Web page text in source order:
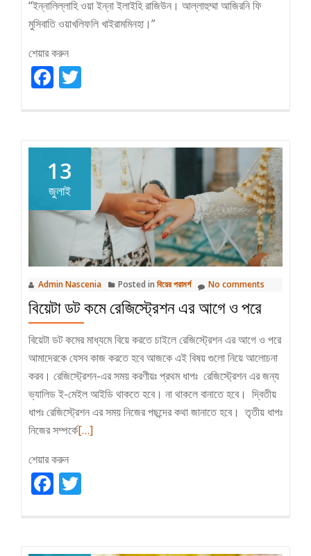
“ইন্নালিল্লাহি ওয়া ইন্না ইলাইহি রাজিউন। আল্লাহুম্মা আজিরনি ফি
মুসিবাতি ওয়াখলিফলি খাইরামমিনহা।”
শেয়ার করুন
Facebook
13
জুলাই
Admin Nascenia Posted in বিয়ের পরামর্শ No comments
বিয়েটা ডট কমে রেজিস্ট্রেশন এর আগে ও পরে
বিয়েটা ডট কমের মাধ্যমে বিয়ে করতে চাইলে রেজিস্ট্রেশন এর আগে ও পরে
আমাদেরকে যেসব কাজ করতে হবে আজকে এই বিষয় গুলো নিয়ে আলোচনা
করব। রেজিস্ট্রেশন-এর সময় করণীয়ঃ প্রথম ধাপঃ রেজিস্ট্রেশন এর জন্য
ভ্যালিড ই-মেইল আইডি থাকতে হবে। না থাকলে বানাতে হবে। দ্বিতীয়
ধাপঃ রেজিস্ট্রেশন এর সময় নিজের পছন্দের কথা জানাতে হবে। তৃতীয় ধাপঃ
নিজের সম্পর্কেRead
বিয়েটা
[…]
শেয়ার করুন
Facebook